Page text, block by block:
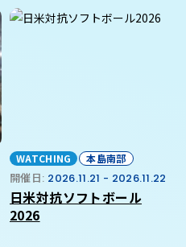
WATCHING 本島南部
開催日: 2026.11.21 - 2026.11.22
日米対抗ソフトボール
2026